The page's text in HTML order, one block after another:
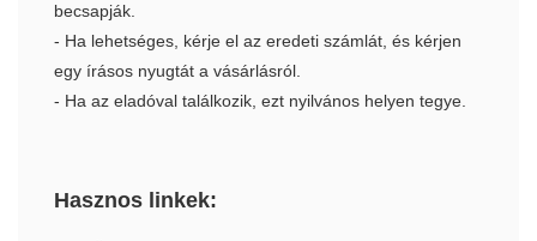
becsapják.
- Ha lehetséges, kérje el az eredeti számlát, és kérjen
egy írásos nyugtát a vásárlásról.
- Ha az eladóval találkozik, ezt nyilvános helyen tegye.
Hasznos linkek: